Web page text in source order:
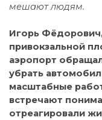
мешают людям.
Игорь Фё
привокзальной
аэропорт
убрать
масштабные
встречают
отреагировали